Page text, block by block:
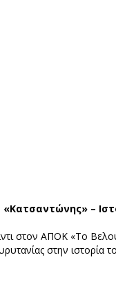
–
στον ΑΠΟΚ «Το
στην ιστορία